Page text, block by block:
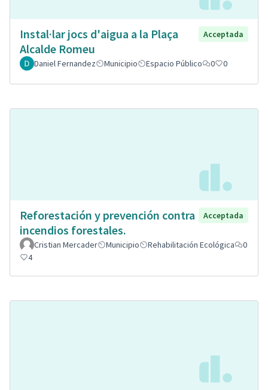
Instal·lar jocs d'aigua a la Plaça
Alcalde Romeu
Acceptada
Daniel Fernandez Municipio Espacio Público 0 0
Reforestación y prevención contra
incendios forestales.
Acceptada
Cristian Mercader Municipio Rehabilitación Ecológica
0
4